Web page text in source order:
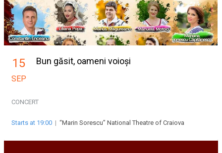
15
SEP
Bun găsit, oameni voioși
CONCERT
Starts at 19:00 | “Marin Sorescu” National Theatre of Craiova